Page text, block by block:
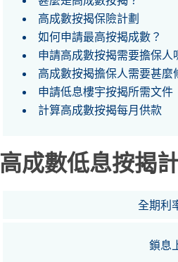
高成數按揭保險計劃
如何申請最高按揭成數？
申請高成數按揭需要擔保人
高成數按揭擔保人需要甚麼
申請低息樓宇按揭所需文件
計算高成數按揭每月供款
高成數低息按揭
全期利
鎖息